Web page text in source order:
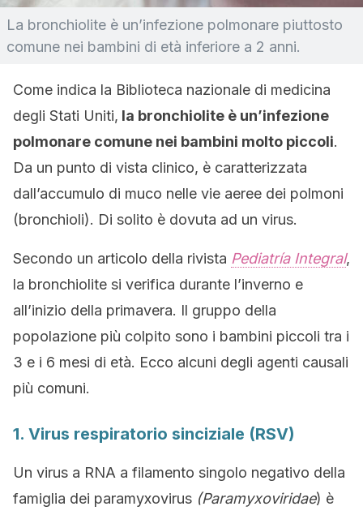
La bronchiolite è un’infezione polmonare piuttosto
comune nei bambini di età inferiore a 2 anni.
Come indica la Biblioteca nazionale di medicina
degli Stati Uniti, la bronchiolite è un’infezione
polmonare comune nei bambini molto piccoli.
Da un punto di vista clinico, è caratterizzata
dall’accumulo di muco nelle vie aeree dei polmoni
(bronchioli). Di solito è dovuta ad un virus.
Secondo un articolo della rivista Pediatría Integral,
la bronchiolite si verifica durante l’inverno e
all’inizio della primavera. Il gruppo della
popolazione più colpito sono i bambini piccoli tra i
3 e i 6 mesi di età. Ecco alcuni degli agenti causali
più comuni.
1. Virus respiratorio sinciziale (RSV)
Un virus a RNA a filamento singolo negativo della
famiglia dei paramyxovirus (Paramyxoviridae) è